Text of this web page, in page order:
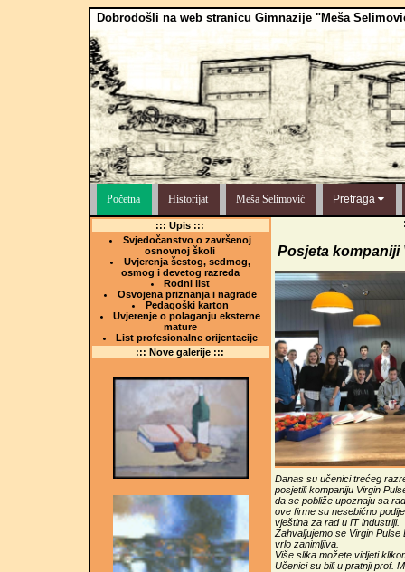
Dobrodošli na web stranicu Gimnazije "Meša
Početna Historijat Meša Selimović Pretraga
::: Upis :::
Svjedočanstvo o završenoj
osnovnoj školi
Uvjerenja šestog, sedmog,
osmog i devetog razreda
Rodni list
Osvojena priznanja i nagrade
Pedagoški karton
Uvjerenje o polaganju eksterne
mature
List profesionalne orijentacije
::: Nove galerije :::
Posjeta kompaniji
Danas su učenici trećeg
posjetili kompaniju Virgin
da se pobliže upoznaju sa
ove firme su nesebično
vještina za rad u IT industriji.
Zahvaljujemo se Virgin Pulse
vrlo zanimljiva.
Više slika možete vidjeti
Učenici su bili u pratnji prof.